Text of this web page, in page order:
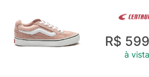
R$
à vista